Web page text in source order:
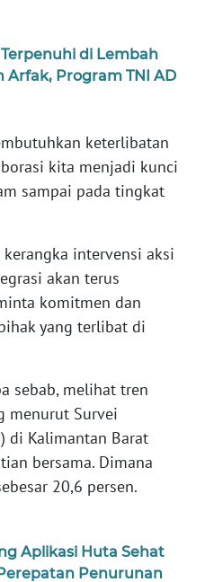
di Lembah
Program TNI AD
keterlibatan
kita menjadi kunci
sampai pada tingkat
intervensi aksi
akan terus
komitmen dan
yang terlibat di
sebab, melihat tren
menurut Survei
di Kalimantan Barat
bersama. Dimana
20,6 persen.
Aplikasi Huta Sehat
Penurunan